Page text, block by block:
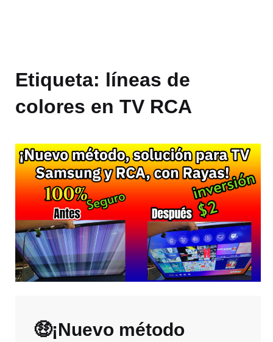
Etiqueta: líneas de
colores en TV RCA
🤑¡Nuevo método